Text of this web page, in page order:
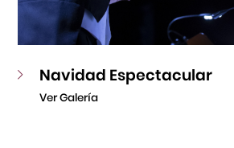
Navidad Espectacular
Ver Galería